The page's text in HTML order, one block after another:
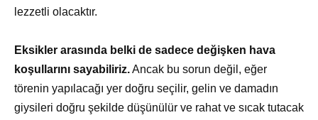
lezzetli olacaktır.
Eksikler arasında belki de sadece değişken hava
koşullarını sayabiliriz.Ancak bu sorun değil, eğer
törenin yapılacağı yer doğru seçilir, gelin ve damadın
giysileri doğru şekilde düşünülür ve rahat ve sıcak tutacak